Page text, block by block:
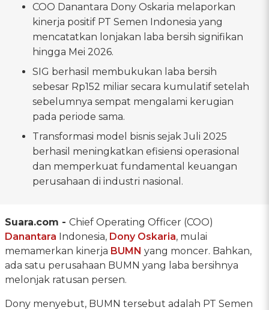
COO Danantara Dony Oskaria melaporkan
kinerja positif PT Semen Indonesia yang
mencatatkan lonjakan laba bersih signifikan
hingga Mei 2026.
SIG berhasil membukukan laba bersih
sebesar Rp152 miliar secara kumulatif setelah
sebelumnya sempat mengalami kerugian
pada periode sama.
Transformasi model bisnis sejak Juli 2025
berhasil meningkatkan efisiensi operasional
dan memperkuat fundamental keuangan
perusahaan di industri nasional.
Suara.com - Chief Operating Officer (COO)
Danantara Indonesia, Dony Oskaria, mulai
memamerkan kinerja BUMN yang moncer. Bahkan,
ada satu perusahaan BUMN yang laba bersihnya
melonjak ratusan persen.
Dony menyebut, BUMN tersebut adalah PT Semen